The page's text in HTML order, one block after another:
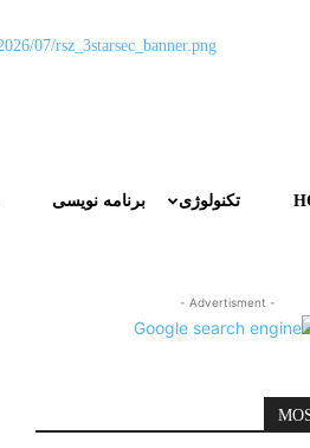
برنامه نویسی تکنولوژی
- Advertisment -